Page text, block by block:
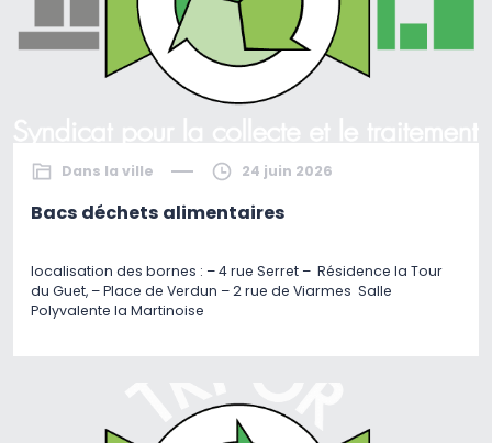
Dans la ville 24 juin 2026
Bacs déchets alimentaires
localisation des bornes : – 4 rue Serret – Résidence la Tour
du Guet, – Place de Verdun – 2 rue de Viarmes Salle
Polyvalente la Martinoise